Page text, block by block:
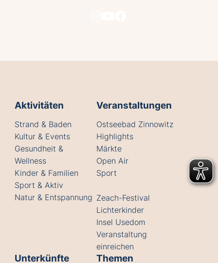
Aktivitäten
Strand & Baden
Kultur & Events
Gesundheit &
Wellness
Kinder & Familien
Sport & Aktiv
Natur & Entspannung
Veranstaltungen
Ostseebad Zinnowitz
Highlights
Märkte
Open Air
Sport
Zeach-Festival
Lichterkinder
Insel Usedom
Veranstaltung
einreichen
Unterkünfte Themen